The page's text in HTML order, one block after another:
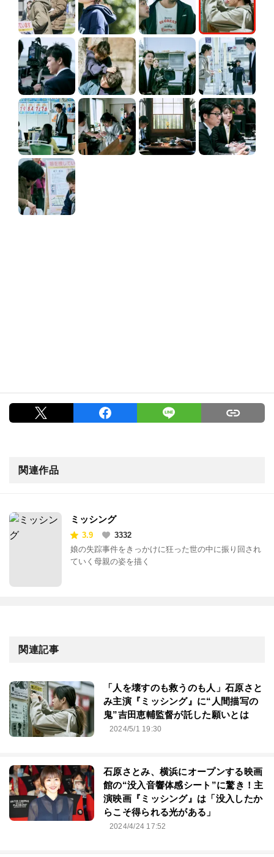
関連作品
ミッシング
3.9
3332
娘の失踪事件をきっかけに狂った世の中に振り回され
ていく母親の姿を描く
関連記事
「人を壊すのも救うのも人」石原さと
み主演『ミッシング』に“人間描写の
鬼”吉田恵輔監督が託した願いとは
2024/5/1 19:30
石原さとみ、横浜にオープンする映画
館の“没入音響体感シート”に驚き！主
演映画『ミッシング』は「没入したか
らこそ得られる光がある」
2024/4/24 17:52